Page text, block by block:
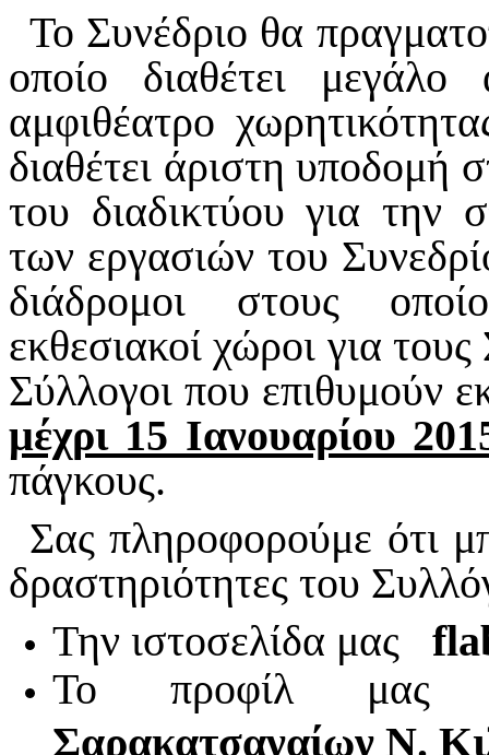
Το Συνέδριο θα
οποίο διαθέτει
αμφιθέατρο
διαθέτει άριστη υποδομή
του διαδικτύου για την
των εργασιών του
διάδρομοι στους
εκθεσιακοί χώροι για
Σύλλογοι που επιθυμούν
μέχρι 15 Ιανουαρίου
πάγκους.
Σας πληροφορούμε ότι
δραστηριότητες του
Την ιστοσελίδα μας
Το προφίλ
Σαρακατσαναίων Ν.